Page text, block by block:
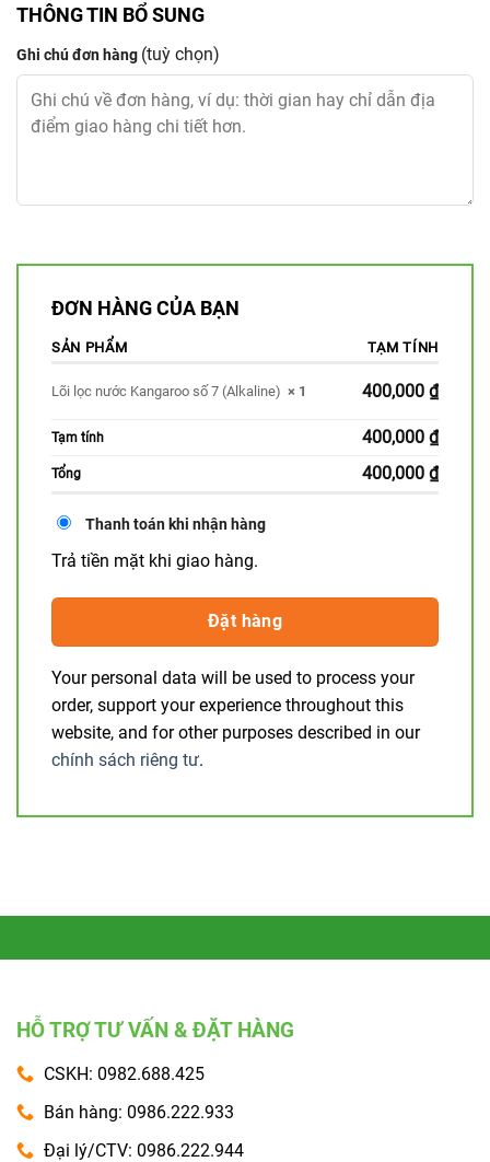
THÔNG TIN BỔ SUNG
Ghi chú đơn hàng (tuỳ chọn)
ĐƠN HÀNG CỦA BẠN
SẢN PHẨM TẠM TÍNH
Lõi lọc nước Kangaroo số 7 (Alkaline) × 1 400,000 ₫
Tạm tính 400,000 ₫
Tổng 400,000 ₫
Thanh toán khi nhận hàng
Trả tiền mặt khi giao hàng.
Đặt hàng
Your personal data will be used to process your
order, support your experience throughout this
website, and for other purposes described in our
chính sách riêng tư.
HỖ TRỢ TƯ VẤN & ĐẶT HÀNG
CSKH: 0982.688.425
Bán hàng: 0986.222.933
Đại lý/CTV: 0986.222.944